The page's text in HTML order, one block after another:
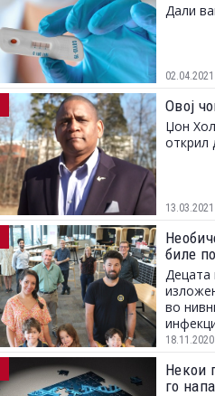
Дали
02.04.2021
Овој
Џон
открил
13.03.2021
биле
Децата
во
18.11.2020
Некои
го